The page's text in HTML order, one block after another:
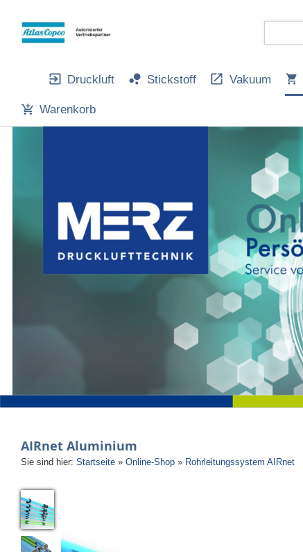
Druckluft Stickstoff Vakuum
Warenkorb
AIRnet Aluminium
Sie sind hier: Startseite » Online-Shop » Rohrleitungssystem AIRnet